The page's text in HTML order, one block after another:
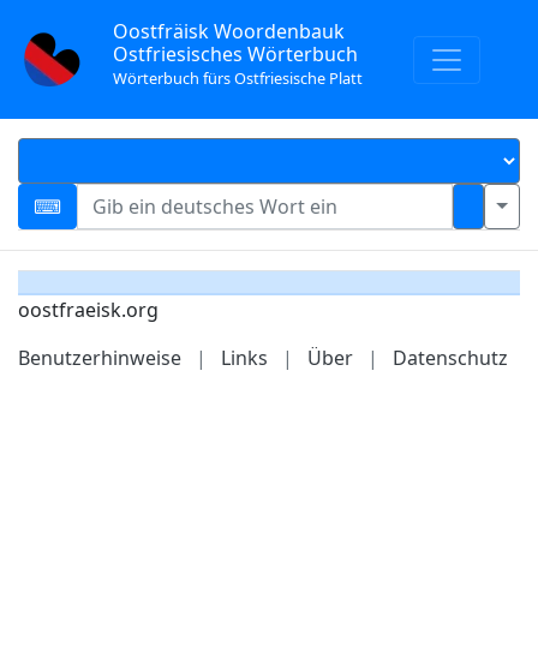
Oostfräisk Woordenbauk
Ostfriesisches Wörterbuch
Wörterbuch fürs Ostfriesische Platt
oostfraeisk.org
Benutzerhinweise
| Links | Über | Datenschutz